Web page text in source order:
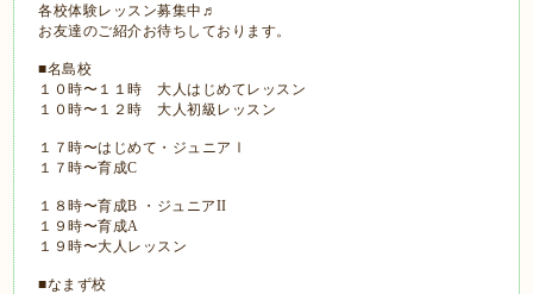
各校体験レッスン募集中♬
お友達のご紹介お待ちしております。
■名島校
１０時〜１１時 大人はじめてレッスン
１０時〜１２時 大人初級レッスン
１７時〜はじめて・ジュニアⅠ
１７時〜育成C
１８時〜育成B ・ジュニアII
１９時〜育成A
１９時〜大人レッスン
■なまず校